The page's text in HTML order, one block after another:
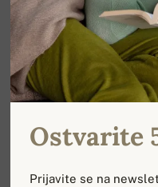
Vaše ime:*
Vaša e-adresa:*
Predmet:
Ostvarite
Prijavite se na